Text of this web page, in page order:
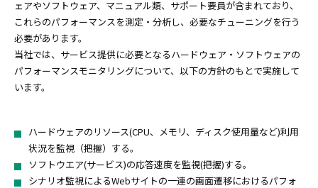
ェアやソフトウェア、マニュアル類、サポート要員が含まれており、
これらのパフォーマンスを測定・分析し、必要なチューニングを行う
必要があります。
当社では、サービス提供に必要となるハードウェア・ソフトウェアの
パフォーマンスモニタリングについて、以下の方針のもとで実施して
います。
ハードウェアのリソース(CPU、メモリ、ディスク使用量など)利用
状況を監視（把握）する。
ソフトウエア(サービス)の応答速度を監視(把握)する。
シナリオ監視によるWebサイトの一連の画面遷移におけるパフォ